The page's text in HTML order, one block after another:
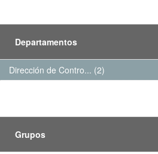
Departamentos
Dirección de Contro... (2)
Grupos